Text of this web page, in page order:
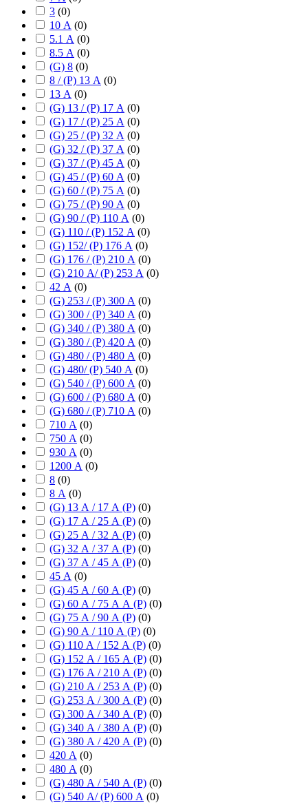
3 (0)
10 А (0)
5.1 А (0)
8.5 А (0)
(G) 8 (0)
8 / (P) 13 А (0)
13 А (0)
(G) 13 / (P) 17 А (0)
(G) 17 / (P) 25 А (0)
(G) 25 / (P) 32 А (0)
(G) 32 / (P) 37 А (0)
(G) 37 / (P) 45 А (0)
(G) 45 / (P) 60 А (0)
(G) 60 / (P) 75 А (0)
(G) 75 / (P) 90 А (0)
(G) 90 / (P) 110 А (0)
(G) 110 / (P) 152 А (0)
(G) 152/ (P) 176 А (0)
(G) 176 / (P) 210 А (0)
(G) 210 А/ (P) 253 А (0)
42 А (0)
(G) 253 / (P) 300 А (0)
(G) 300 / (P) 340 А (0)
(G) 340 / (P) 380 А (0)
(G) 380 / (P) 420 А (0)
(G) 480 / (P) 480 А (0)
(G) 480/ (P) 540 А (0)
(G) 540 / (P) 600 А (0)
(G) 600 / (P) 680 А (0)
(G) 680 / (P) 710 А (0)
710 А (0)
750 А (0)
930 А (0)
1200 А (0)
8 (0)
8 А (0)
(G) 13 А / 17 А (P) (0)
(G) 17 А / 25 А (P) (0)
(G) 25 А / 32 А (P) (0)
(G) 32 А / 37 А (P) (0)
(G) 37 А / 45 А (P) (0)
45 А (0)
(G) 45 А / 60 А (P) (0)
(G) 60 А / 75 А А (P) (0)
(G) 75 А / 90 А (P) (0)
(G) 90 А / 110 А (P) (0)
(G) 110 А / 152 А (P) (0)
(G) 152 А / 165 А (P) (0)
(G) 176 А / 210 А (P) (0)
(G) 210 А / 253 А (P) (0)
(G) 253 А / 300 А (P) (0)
(G) 300 А / 340 А (P) (0)
(G) 340 А / 380 А (P) (0)
(G) 380 А / 420 А (P) (0)
420 А (0)
480 А (0)
(G) 480 А / 540 А (P) (0)
(G) 540 А/ (P) 600 А (0)